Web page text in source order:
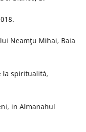
Neamţu Mihai, Baia
la spiritualità,
in Almanahul